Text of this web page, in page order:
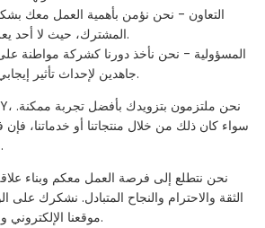
التعاون - نحن نؤمن بأهمية العمل معك
المشترك، حيث لا أحد يعرف عملك أفضل منك.
المسؤولية - نحن نأخذ دورنا كشركة مواطنة
جاهدين لإحداث تأثير إيجابي على مجتمعنا والعالم.
سواء كان ذلك من خلال منتجاتنا أو خدماتنا، فإن
استثنائية وتجاوز توقعاتك.
نحن نتطلع إلى فرصة العمل معكم وبناء
الثقة والاحترام والنجاح المتبادل. نشكرك على
موقعنا الإلكتروني ونأمل أن نسمع منك قريبًا.